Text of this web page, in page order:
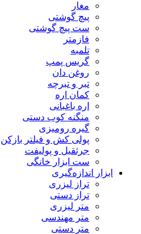
مغار
پیچ گوشتی
ست پیچ گوشتی
فازمتر
تلمبه
گریس پمپ
روغن دان
تبر و تبرچه
کمان اره
اره باغبانی
منگنه کوب دستی
گیره رومیزی
پولی کش و فیلتر بازکن
جرثقیل و پولیفت
ست ابزار خانگی
ابزار اندازه‌گیری
تراز لیزری
تراز دستی
متر لیزری
متر مهندسی
متر دستی